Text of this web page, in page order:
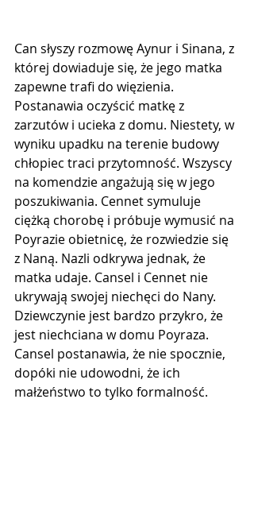
Can słyszy rozmowę Aynur i Sinana, z
której dowiaduje się, że jego matka
zapewne trafi do więzienia.
Postanawia oczyścić matkę z
zarzutów i ucieka z domu. Niestety, w
wyniku upadku na terenie budowy
chłopiec traci przytomność. Wszyscy
na komendzie angażują się w jego
poszukiwania. Cennet symuluje
ciężką chorobę i próbuje wymusić na
Poyrazie obietnicę, że rozwiedzie się
z Naną. Nazli odkrywa jednak, że
matka udaje. Cansel i Cennet nie
ukrywają swojej niechęci do Nany.
Dziewczynie jest bardzo przykro, że
jest niechciana w domu Poyraza.
Cansel postanawia, że nie spocznie,
dopóki nie udowodni, że ich
małżeństwo to tylko formalność.